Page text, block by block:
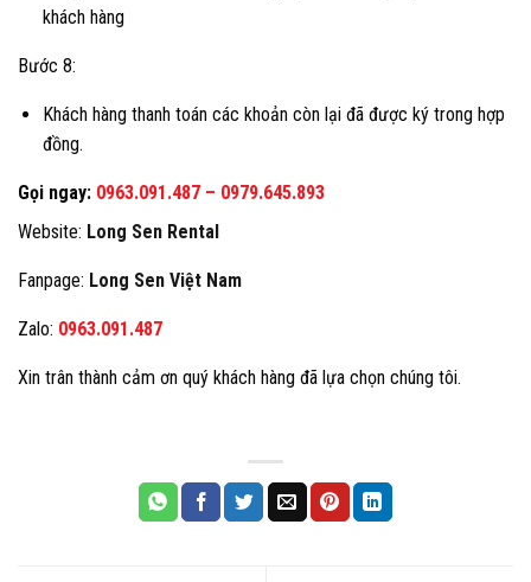
khách hàng
Bước 8:
Khách hàng thanh toán các khoản còn lại đã được ký trong hợp
đồng.
Gọi ngay: 0963.091.487 – 0979.645.893
Website: Long Sen Rental
Fanpage: Long Sen Việt Nam
Zalo: 0963.091.487
Xin trân thành cảm ơn quý khách hàng đã lựa chọn chúng tôi.